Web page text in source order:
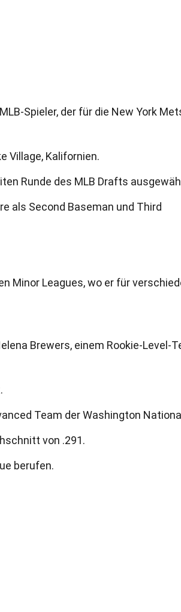
Spieler, der für die New York
Village, Kalifornien.
Runde des MLB Drafts
als Second Baseman und Third
Minor Leagues, wo er für
Brewers, einem Rookie-Level-
Team der Washington
von .291.
berufen.